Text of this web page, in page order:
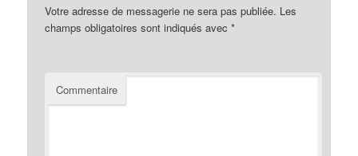
Votre adresse de messagerie ne sera pas publiée. Les
champs obligatoires sont indiqués avec*
Commentaire